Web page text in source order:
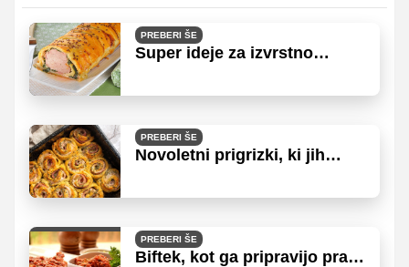
PREBERI ŠE
Super ideje za izvrstno
PREBERI ŠE
Novoletni prigrizki, ki jih
PREBERI ŠE
Biftek, kot ga pripravijo pravi